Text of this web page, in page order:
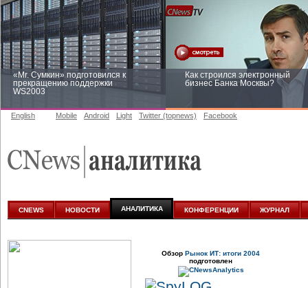
«Mr. Сумкин» подготовился к
прекращению поддержки
WS2003
Как строился электронный
бизнес Банка Москвы?
аналитике
English Mobile Android Light Twitter (topnews) Facebook
CNEWS НОВОСТИ АНАЛИТИКА КОНФЕРЕНЦИИ ЖУРНАЛ
Обзор Рынок ИТ: итоги 2004
подготовлен